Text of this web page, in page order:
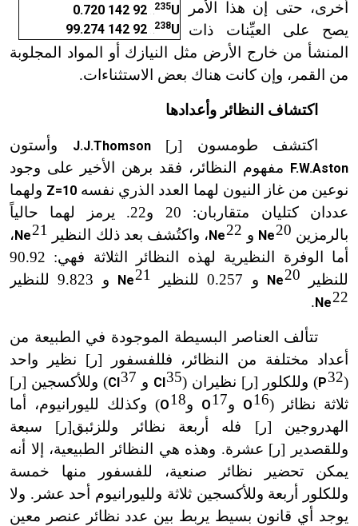
235U
92 142 0.720
238U
92 142 99.274
أخرى، حتى إن هذا الأمر
يصح على العيِّنات ذات
المنشأ من خارج الأرض مثل النيازك أو المواد المجلوبة
من القمر، وإن كانت هناك بعض الاستثناءات.
اكتشاف النظائر وأعدادها
اكتشف طومسون [ر]J.J.Thomson وأستون
F.W.Aston
مفهوم النظائر، فقد برهن الأخير على وجود
نوعين من غاز النيون لهما العدد الذري نفسه Z=10 ولهما
عددان كتليان متقاربان: 20 و22. يرمز لهما حالياً
بالرمزين 20
Ne و 22
Ne ، واكتُشف بعد ذلك النظير 21
Ne ،
أما الوفرة النظيرية لهذه النظائر الثلاثة فهي: 90.92
للنظير 20
Ne و 0.257 للنظير 21
Ne و 9.823 للنظير
22
Ne
.
تتألف العناصر البسيطة الموجودة في الطبيعة من
أعداد مختلفة من النظائر، فللفسفور [ر] نظير واحد
(
32
P) وللكلور [ر] نظيران (35
Cl و 37
Cl) وللأكسجين [ر]
ثلاثة نظائر (16
O و17
O و18
O) وكذلك لليورانيوم، أما
الهدروجين [ر] فله أربعة نظائر وللزئبق[ر] سبعة
وللقصدير [ر] عشرة. وهذه هي النظائر الطبيعية، إلا أنه
يمكن تحضير نظائر صنعية، للفسفور منها خمسة
وللكلور أربعة وللأكسجين ثلاثة ولليورانيوم أحد عشر. ولا
يوجد أي قانون بسيط يربط بين عدد نظائر عنصر معين